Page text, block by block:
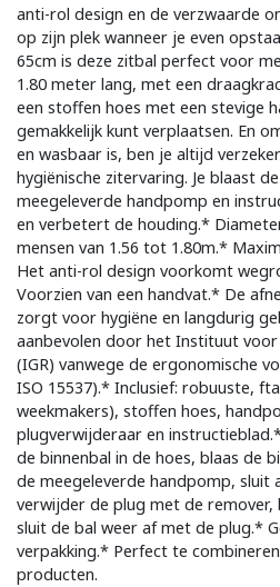
anti-rol design en de verzwaarde
op zijn plek wanneer je even
65cm is deze zitbal perfect voor
1.80 meter lang, met een
een stoffen hoes met een stevige
gemakkelijk kunt verplaatsen. En
en wasbaar is, ben je altijd
hygiënische zitervaring. Je blaast
meegeleverde handpomp en
en verbetert de houding.*
mensen van 1.56 tot 1.80m.*
Het anti-rol design voorkomt
Voorzien van een handvat.* De
zorgt voor hygiëne en langdurig
aanbevolen door het Instituut voor
(IGR) vanwege de ergonomische
ISO 15537).* Inclusief: robuuste,
weekmakers), stoffen hoes,
plugverwijderaar en
de binnenbal in de hoes, blaas de
de meegeleverde handpomp, sluit
verwijder de plug met de remover,
sluit de bal weer af met de plug.*
verpakking.* Perfect te
producten.